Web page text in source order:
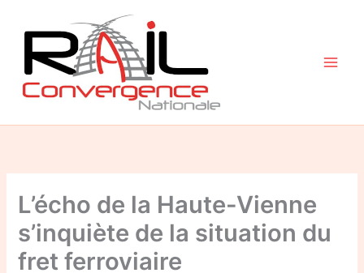
contenu
L’écho de la Haute-Vienne
s’inquiète de la situation du
fret ferroviaire